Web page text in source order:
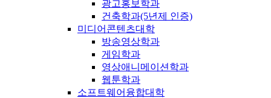
광고홍보학과
건축학과(5년제 인증)
미디어콘텐츠대학
방송영상학과
게임학과
영상애니메이션학과
웹툰학과
소프트웨어융합대학